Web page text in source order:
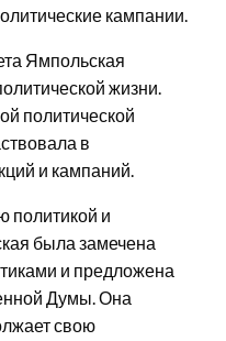
кампании.
Ямпольская
жизни.
политической
в
и кампаний.
политикой и
была замечена
и предложена
Думы. Она
свою